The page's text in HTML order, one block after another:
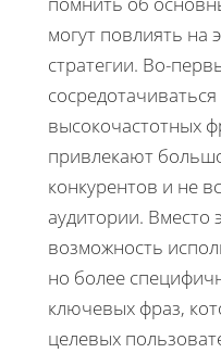
могут повлиять на
стратегии. Во-
высокочастотных
привлекают
конкурентов и не
аудитории. Вместо
возможность
но более
ключевых фраз,
целевых